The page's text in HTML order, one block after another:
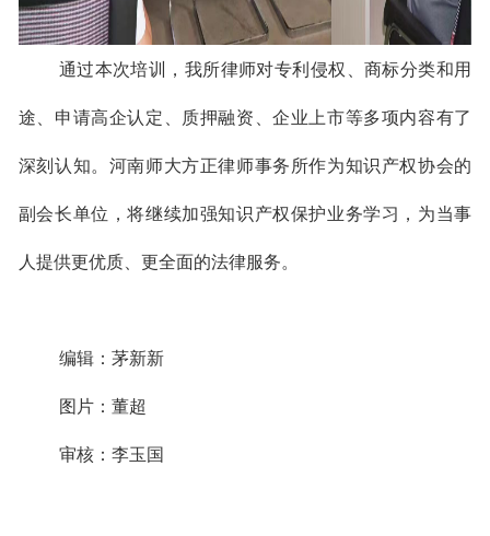
通过本次培训，我所律师对专利侵权、商标分类和用
途、申请高企认定、质押融资、企业上市等多项内容有了
深刻认知。 河南师大方正律师事务所作为知识产权协会的
副会长单位，将继续加强知识产权保护业务学习，为当事
人提供更优质、更全面的法律服务。
编辑：茅新新
图片：董超
审核：李玉国